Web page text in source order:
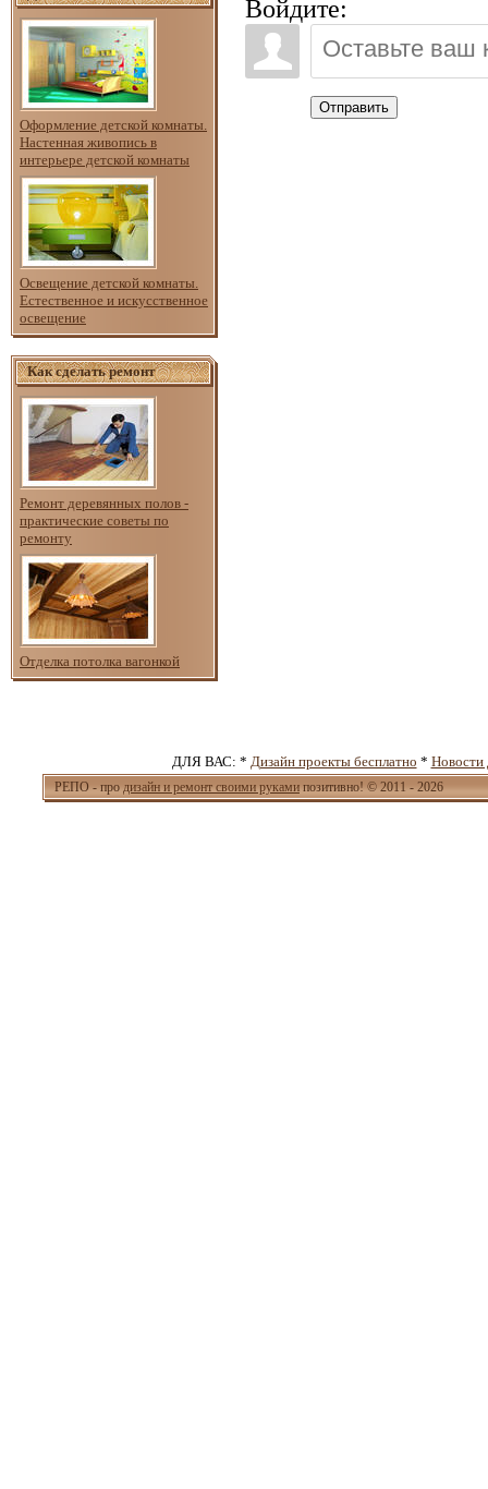
Оформление детской комнаты.
Настенная живопись в
интерьере детской комнаты
Освещение детской комнаты.
Естественное и искусственное
освещение
Как сделать ремонт
Ремонт деревянных полов -
практические советы по
ремонту
Отделка потолка вагонкой
Войдите:
Отправить
ДЛЯ ВАС: * Дизайн проекты бесплатно * Новости
РЕПО - про дизайн и ремонт своими руками позитивно! © 2011 - 2026